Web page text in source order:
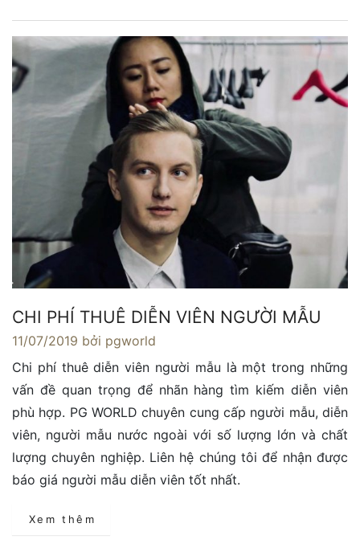
CHI PHÍ THUÊ DIỄN VIÊN NGƯỜI MẪU
11/07/2019 bởi pgworld
Chi phí thuê diễn viên người mẫu là một trong những
vấn đề quan trọng để nhãn hàng tìm kiếm diễn viên
phù hợp. PG WORLD chuyên cung cấp người mẫu, diễn
viên, người mẫu nước ngoài với số lượng lớn và chất
lượng chuyên nghiệp. Liên hệ chúng tôi để nhận được
báo giá người mẫu diễn viên tốt nhất.
Xem thêm